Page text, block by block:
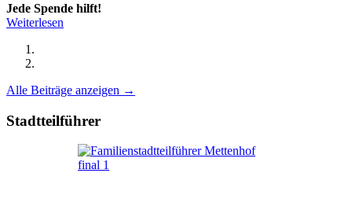
Jede Spende hilft!
Weiterlesen
Alle Beiträge anzeigen →
Stadtteilführer